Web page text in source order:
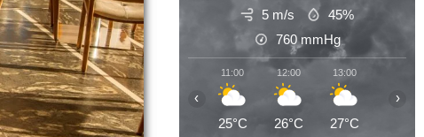
5 m/s
45%
760 mmHg
11:00
25°C
12:00
26°C
13:00
27°C
‹ ›